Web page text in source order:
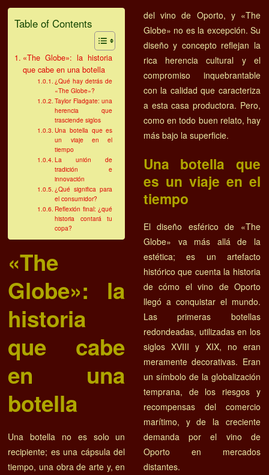
Table of Contents
«The Globe»: la historia
que cabe en una botella
¿Qué hay detrás de
«The Globe»?
Taylor Fladgate: una
herencia que
trasciende siglos
Una botella que es
un viaje en el
tiempo
La unión de
tradición e
innovación
¿Qué significa para
el consumidor?
Reflexión final: ¿qué
historia contará tu
copa?
«The
Globe»: la
historia
que cabe
en una
botella
Una botella no es solo un
recipiente; es una cápsula del
tiempo, una obra de arte y, en
del vino de Oporto, y «The
Globe» no es la excepción. Su
diseño y concepto reflejan la
rica herencia cultural y el
compromiso inquebrantable
con la calidad que caracteriza
a esta casa productora. Pero,
como en todo buen relato, hay
más bajo la superficie.
Una botella que
es un viaje en el
tiempo
El diseño esférico de «The
Globe» va más allá de la
estética; es un artefacto
histórico que cuenta la historia
de cómo el vino de Oporto
llegó a conquistar el mundo.
Las primeras botellas
redondeadas, utilizadas en los
siglos XVIII y XIX, no eran
meramente decorativas. Eran
un símbolo de la globalización
temprana, de los riesgos y
recompensas del comercio
marítimo, y de la creciente
demanda por el vino de
Oporto en mercados
distantes.